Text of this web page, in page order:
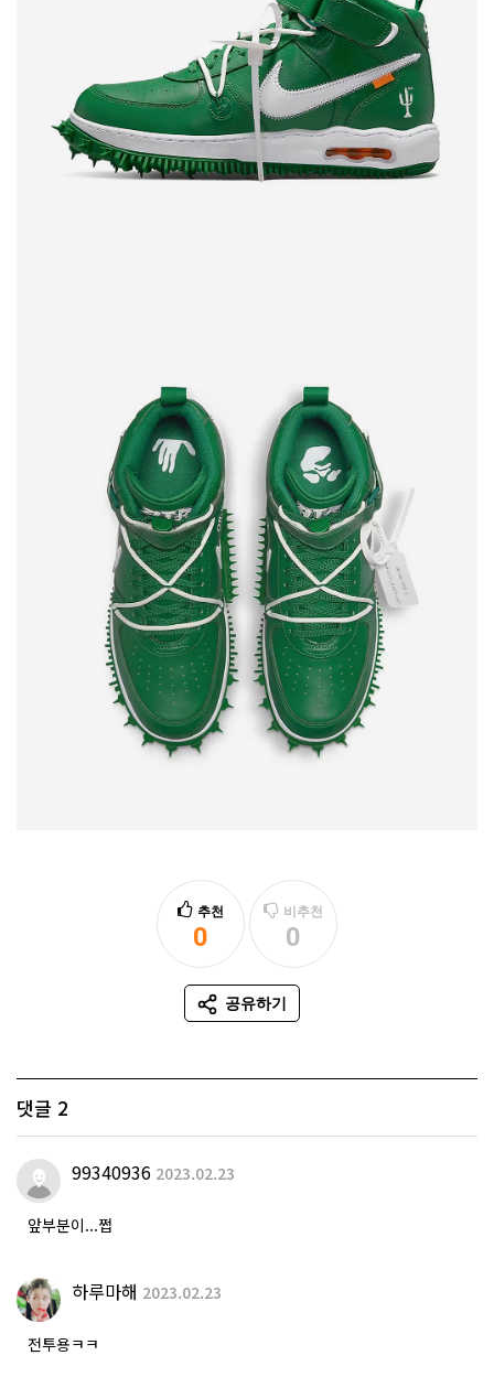
추천
0
추천
비추천
0
비추천
공유하기
SNS 공유
댓글 2
99340936 2023.02.23
앞부분이...쩝
하루마해 2023.02.23
전투용ㅋㅋ